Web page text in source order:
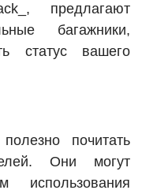
предлагают
багажники,
статус вашего
почитать
Они могут
использования